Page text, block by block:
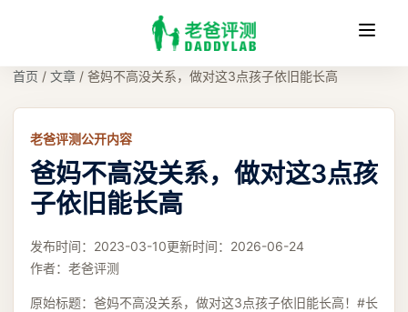
收
首页 / 文章 / 爸妈不高没关系，做对这3点孩子依旧能长高
老爸评测公开内容
爸妈不高没关系，做对这3点孩
子依旧能长高
发布时间： 2023-03-10更新时间： 2026-06-24
作者： 老爸评测
原始标题： 爸妈不高没关系，做对这3点孩子依旧能长高！#长